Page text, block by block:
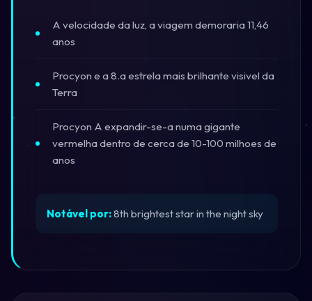
A velocidade da luz, a viagem demoraria 11,46
anos
Procyon e a 8.a estrela mais brilhante visivel da
Terra
Procyon A expandir-se-a numa gigante
vermelha dentro de cerca de 10-100 milhoes de
anos
Notável por:8th brightest star in the night sky